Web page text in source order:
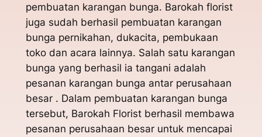
pembuatan karangan bunga. Barokah florist
juga sudah berhasil pembuatan karangan
bunga pernikahan, dukacita, pembukaan
toko dan acara lainnya. Salah satu karangan
bunga yang berhasil ia tangani adalah
pesanan karangan bunga antar perusahaan
besar . Dalam pembuatan karangan bunga
tersebut, Barokah Florist berhasil membawa
pesanan perusahaan besar untuk mencapai